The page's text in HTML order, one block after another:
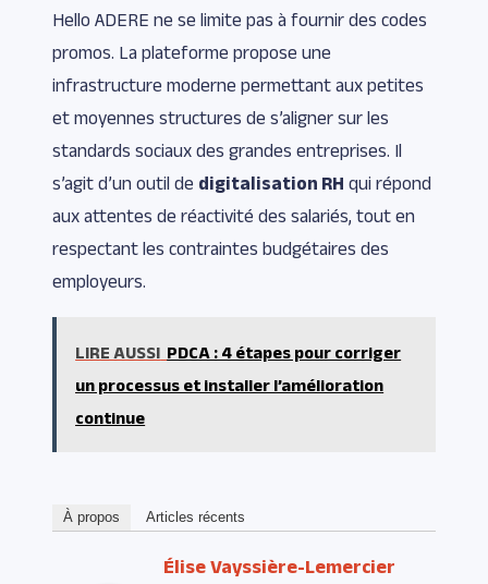
Hello ADERE ne se limite pas à fournir des codes
promos. La plateforme propose une
infrastructure moderne permettant aux petites
et moyennes structures de s’aligner sur les
standards sociaux des grandes entreprises. Il
s’agit d’un outil de digitalisation RH qui répond
aux attentes de réactivité des salariés, tout en
respectant les contraintes budgétaires des
employeurs.
LIRE AUSSI PDCA : 4 étapes pour corriger
un processus et installer l’amélioration
continue
À propos Articles récents
Élise Vayssière-Lemercier